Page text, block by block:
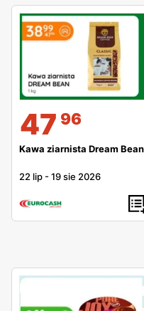
47 96
Kawa ziarnista Dream Bean
22 lip -19 sie 2026